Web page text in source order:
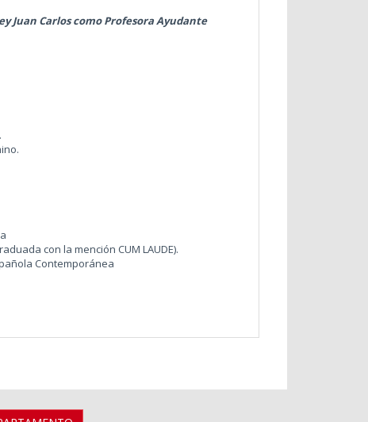
Juan Carlos como Profesora Ayudante
con la mención CUM LAUDE).
Contemporánea